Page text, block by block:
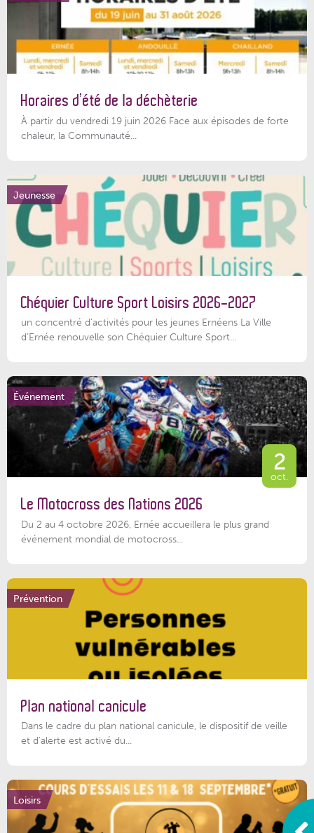
Horaires d’été de la déchèterie
À partir du vendredi 19 juin 2026 Face aux épisodes de forte
chaleur, la Communauté...
Jeunesse
Chéquier Culture Sport Loisirs 2026-2027
un concentré d’activités pour les jeunes Ernéens La Ville
d’Ernée renouvelle son Chéquier Culture Sport...
Événement
2
oct.
Le Motocross des Nations 2026
Du 2 au 4 octobre 2026, Ernée accueillera le plus grand
événement mondial de motocross...
Prévention
Plan national canicule
Dans le cadre du plan national canicule, le dispositif de veille
et d’alerte est activé du...
Loisirs